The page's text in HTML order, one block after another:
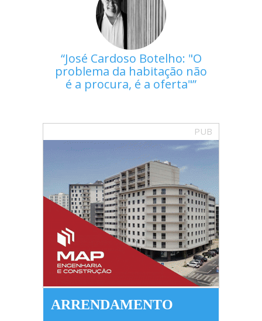
José Cardoso Botelho: "O
problema da habitação não
é a procura, é a oferta"
PUB
ARRENDAMENTO